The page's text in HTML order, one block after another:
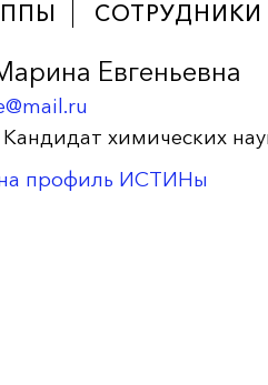
СОТРУДНИКИ
Евгеньевна
химических
профиль ИСТИНы